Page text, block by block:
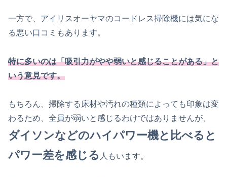
一方で、アイリスオーヤマのコードレス掃除機には気にな
る悪い口コミもあります。
特に多いのは「吸引力がやや弱いと感じることがある」と
いう意見です。
もちろん、掃除する床材や汚れの種類によっても印象は変
わるため、全員が弱いと感じるわけではありませんが、
ダイソンなどのハイパワー機と比べると
パワー差を感じる 人もいます。